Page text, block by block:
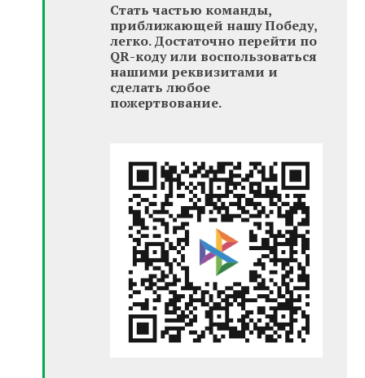
Стать частью команды,
приближающей нашу Победу,
легко. Достаточно перейти по
QR-коду или воспользоваться
нашими реквизитами и
сделать любое
пожертвование.